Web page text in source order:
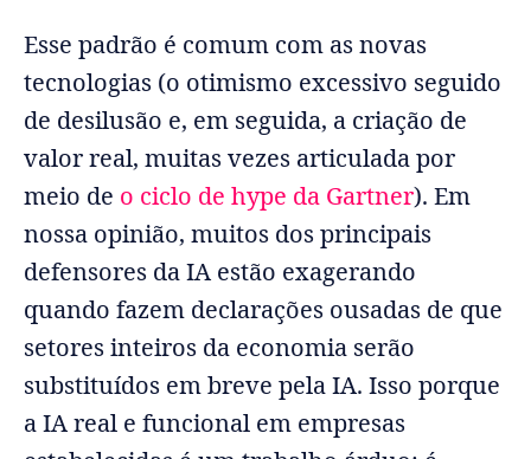
Esse padrão é comum com as novas
tecnologias (o otimismo excessivo seguido
de desilusão e, em seguida, a criação de
valor real, muitas vezes articulada por
meio de o ciclo de hype da Gartner). Em
nossa opinião, muitos dos principais
defensores da IA estão exagerando
quando fazem declarações ousadas de que
setores inteiros da economia serão
substituídos em breve pela IA. Isso porque
a IA real e funcional em empresas